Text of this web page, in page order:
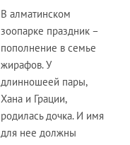
В алматинском
зоопарке праздник –
пополнение в семье
жирафов. У
длинношеей пары,
Хана и Грации,
родилась дочка. И имя
для нее должны